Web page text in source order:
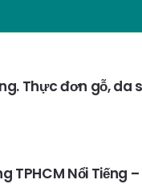
Thực đơn gỗ, da
TPHCM Nổi Tiếng